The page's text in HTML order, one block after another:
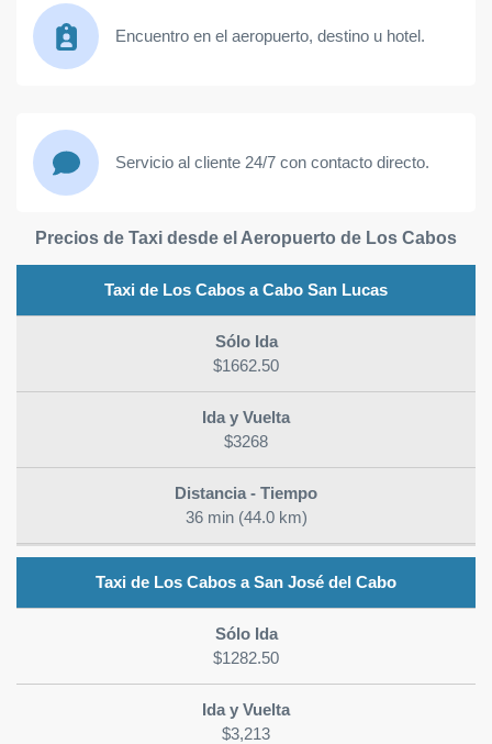
Encuentro en el aeropuerto, destino u hotel.
Servicio al cliente 24/7 con contacto directo.
Precios de Taxi desde el Aeropuerto de Los Cabos
Taxi de Los Cabos a Cabo San Lucas
$1662.50
$3268
36 min (44.0 km)
Taxi de Los Cabos a San José del Cabo
$1282.50
$3,213